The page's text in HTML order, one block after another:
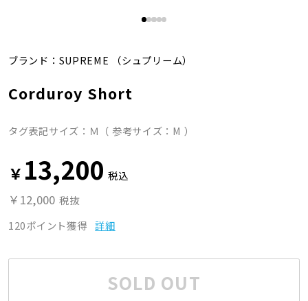
ブランド： SUPREME （シュプリーム）
Corduroy Short
タグ表記サイズ：Ｍ（ 参考サイズ：M ）
￥ 13,200 税込
￥12,000 税抜
120ポイント獲得 詳細
SOLD OUT